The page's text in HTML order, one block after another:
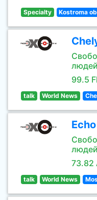
Specialty Kostroma
99.5
talk World News
73.82
talk World News